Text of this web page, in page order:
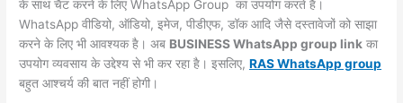
के साथ चैट करने के लिए WhatsApp Group का उपयोग करते हैं।
WhatsApp वीडियो, ऑडियो, इमेज, पीडीएफ, डॉक आदि जैसे दस्तावेजों को साझा
करने के लिए भी आवश्यक है। अब BUSINESS WhatsApp group link का
उपयोग व्यवसाय के उद्देश्य से भी कर रहा है। इसलिए,RAS WhatsApp group
बहुत आश्चर्य की बात नहीं होगी।